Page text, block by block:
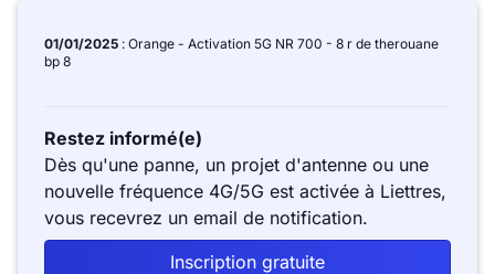
01/01/2025 : Orange - Activation 5G NR 700 - 8 r de therouane
bp 8
Restez informé(e)
Dès qu'une panne, un projet d'antenne ou une
nouvelle fréquence 4G/5G est activée à Liettres,
vous recevrez un email de notification.
Inscription gratuite